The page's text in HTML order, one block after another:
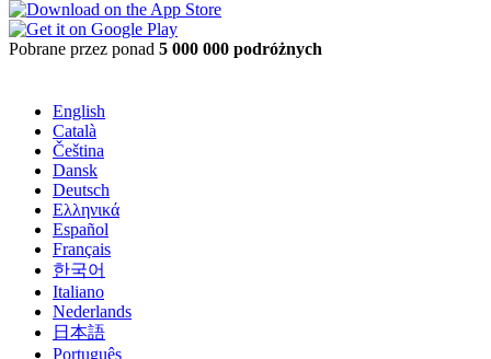
Pobrane przez ponad 5 000 000 podróżnych
English
Català
Čeština
Dansk
Deutsch
Ελληνικά
Español
Français
한국어
Italiano
Nederlands
日本語
Português